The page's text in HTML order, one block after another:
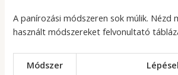
A panírozási módszeren sok múlik. Nézd
használt módszereket felvonultató
Módszer